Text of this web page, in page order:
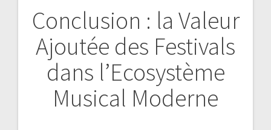
Conclusion : la Valeur
Ajoutée des Festivals
dans l’Ecosystème
Musical Moderne